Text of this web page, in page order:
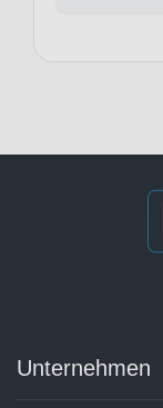
Unternehmen